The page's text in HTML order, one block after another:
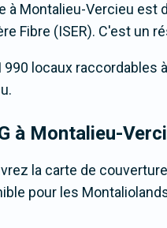
à Montalieu-Vercieu est
Fibre (ISER). C'est un
990 locaux raccordables
à Montalieu-
la carte de
pour les